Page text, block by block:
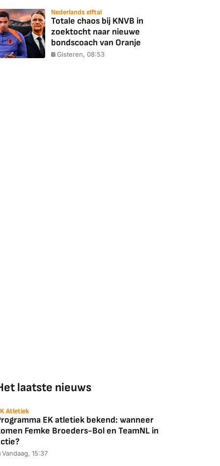
Nederlands elftal
Totale chaos bij KNVB in
zoektocht naar nieuwe
bondscoach van Oranje
Gisteren, 08:53
laatste nieuws
Atletiek
EK atletiek bekend: wanneer
Femke Broeders-Bol en TeamNL in
Vandaag, 15:37